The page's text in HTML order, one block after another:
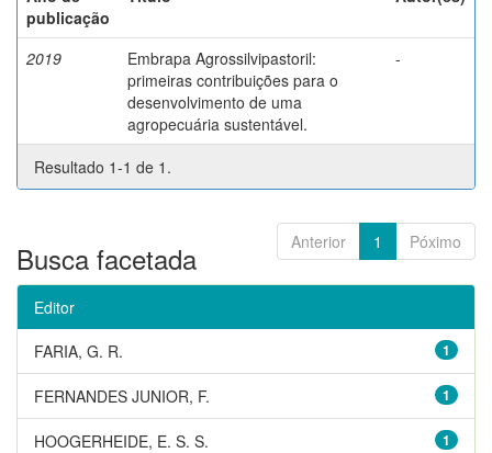
publicação
2019
Embrapa Agrossilvipastoril:
primeiras contribuições para o
desenvolvimento de uma
agropecuária sustentável.
-
Resultado 1-1 de 1.
Anterior 1 Póximo
Busca facetada
Editor
1
FARIA, G. R.
1
FERNANDES JUNIOR, F.
1
HOOGERHEIDE, E. S. S.